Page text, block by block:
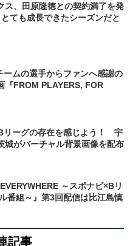
ス、田原隆徳との契約満了を発
ても成長できたシーズンだと
ームの選手からファンへ感謝の
『FROM PLAYERS, FOR
リーグの存在を感じよう！ 宇
城がバーチャル背景画像を配布
～スポナビ×Bリ
番組～』第3回配信は比江島慎
記事